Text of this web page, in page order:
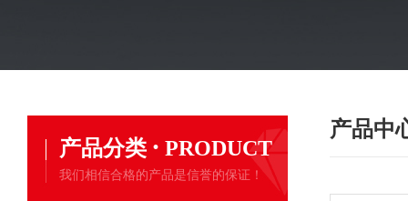
产品分类 · PRODUCT
我们相信合格的产品是信誉的保证！
产品中